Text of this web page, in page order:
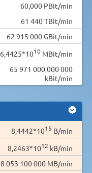
60,000 PBit/min
61 440 TBit/min
62 915 000 GBit/min
6,4425*1010 MBit/min
65 971 000 000 000
kBit/min
8,4442*1015 B/min
8,2463*1012 kB/min
8 053 100 000 MB/min